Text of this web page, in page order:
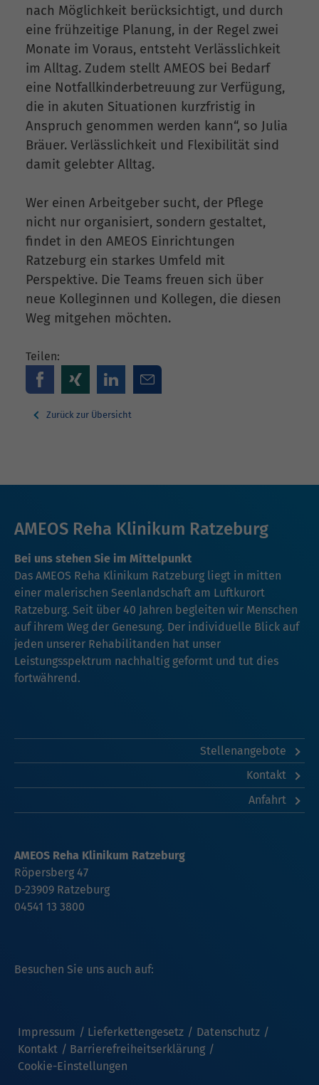
nach Möglichkeit berücksichtigt, und durch
eine frühzeitige Planung, in der Regel zwei
Monate im Voraus, entsteht Verlässlichkeit
im Alltag. Zudem stellt AMEOS bei Bedarf
eine Notfallkinderbetreuung zur Verfügung,
die in akuten Situationen kurzfristig in
Anspruch genommen werden kann“, so Julia
Bräuer. Verlässlichkeit und Flexibilität sind
damit gelebter Alltag.
Wer einen Arbeitgeber sucht, der Pflege
nicht nur organisiert, sondern gestaltet,
findet in den AMEOS Einrichtungen
Ratzeburg ein starkes Umfeld mit
Perspektive. Die Teams freuen sich über
neue Kolleginnen und Kollegen, die diesen
Weg mitgehen möchten.
Teilen:
Zurück zur Übersicht
AMEOS Reha Klinikum Ratzeburg
Bei uns stehen Sie im Mittelpunkt
Das AMEOS Reha Klinikum Ratzeburg liegt in mitten
einer malerischen Seenlandschaft am Luftkurort
Ratzeburg. Seit über 40 Jahren begleiten wir Menschen
auf ihrem Weg der Genesung. Der individuelle Blick auf
jeden unserer Rehabilitanden hat unser
Leistungsspektrum nachhaltig geformt und tut dies
fortwährend.
Stellenangebote
Kontakt
Anfahrt
Besuchen Sie uns auch auf:
Impressum Lieferkettengesetz
Datenschutz
Kontakt
Barrierefreiheitserklärung
Cookie-Einstellungen
AMEOS Reha Klinikum Ratzeburg
Röpersberg 47
D-23909 Ratzeburg
04541 13 3800